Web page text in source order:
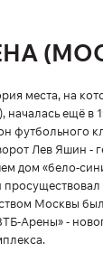
места, на
началась ещё в
футбольного
Лев Яшин -
дом «бело-
Москвы
Арены» -